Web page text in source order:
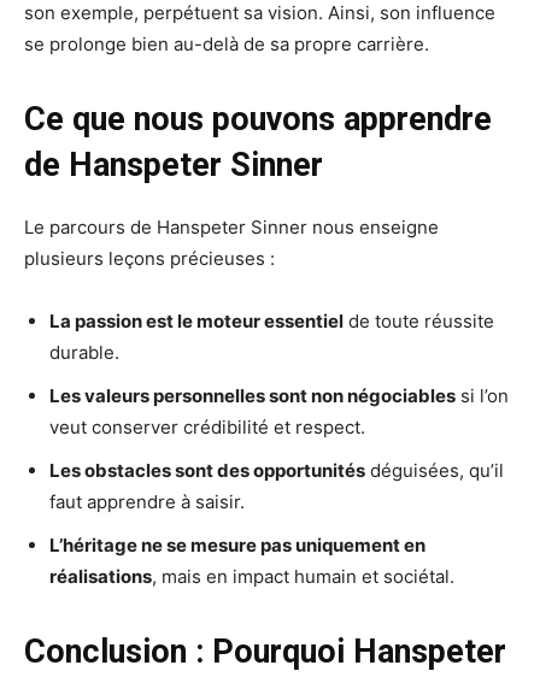
son exemple, perpétuent sa vision. Ainsi, son influence
se prolonge bien au-delà de sa propre carrière.
Ce que nous pouvons apprendre
de Hanspeter Sinner
Le parcours de Hanspeter Sinner nous enseigne
plusieurs leçons précieuses :
La passion est le moteur essentiel de toute réussite
durable.
Les valeurs personnelles sont non négociables si l’on
veut conserver crédibilité et respect.
Les obstacles sont des opportunités déguisées, qu’il
faut apprendre à saisir.
L’héritage ne se mesure pas uniquement en
réalisations, mais en impact humain et sociétal.
Conclusion : Pourquoi Hanspeter